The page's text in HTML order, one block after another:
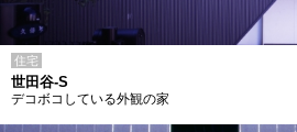
住宅
世田谷-S
デコボコしている外観の家